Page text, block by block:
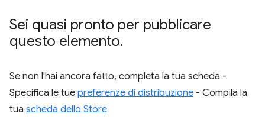
Sei quasi pronto per pubblicare
questo elemento.
Se non l'hai ancora fatto, completa la tua scheda -
Specifica le tue preferenze di distribuzione - Compila la
tua scheda dello Store